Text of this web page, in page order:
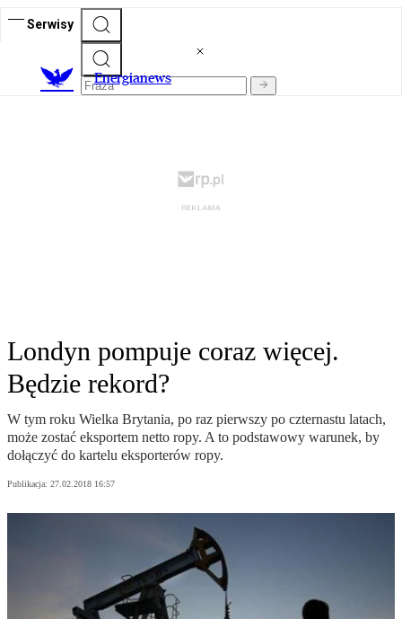
Serwisy
Energianews
Londyn pompuje coraz więcej.
Będzie rekord?
W tym roku Wielka Brytania, po raz pierwszy po czternastu latach,
może zostać eksportem netto ropy. A to podstawowy warunek, by
dołączyć do kartelu eksporterów ropy.
Publikacja: 27.02.2018 16:57